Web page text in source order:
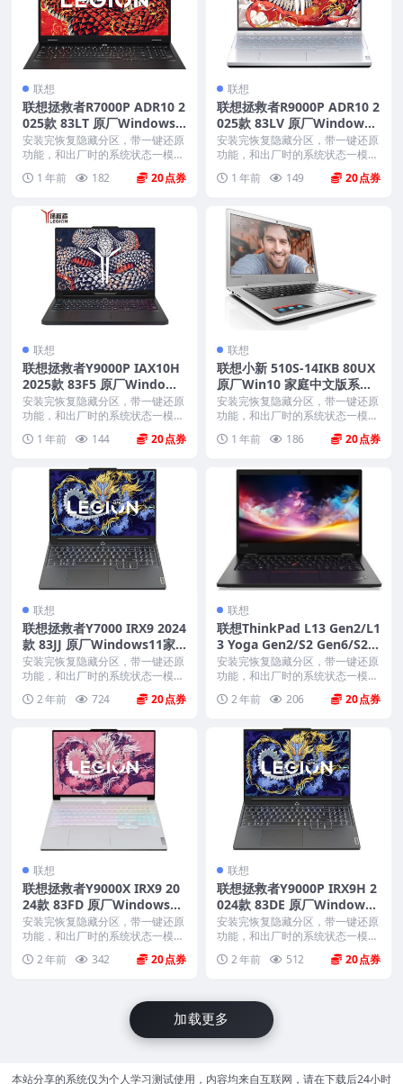
联想
联想拯救者R7000P ADR10 2
025款 83LT 原厂Windows1
1家庭版 oem系统镜像下载
安装完恢复隐藏分区，带一键还原
功能，和出厂时的系统状态一模一
1 年前 182 20
联想
联想拯救者R9000P ADR10 2
025款 83LV 原厂Windows1
1家庭版 oem系统镜像下载
安装完恢复隐藏分区，带一键还原
功能，和出厂时的系统状态一模一
1 年前 149 20
联想
联想拯救者Y9000P IAX10H
2025款 83F5 原厂Windows
11家庭版 oem系统镜像下载
安装完恢复隐藏分区，带一键还原
功能，和出厂时的系统状态一模一
1 年前 144 20
联想
联想小新 510S-14IKB 80UX
原厂Win10 家庭中文版系统
带一键还原功能
安装完恢复隐藏分区，带一键还原
功能，和出厂时的系统状态一模一
1 年前 186 20
联想
联想拯救者Y7000 IRX9 2024
款 83JJ 原厂Windows11家
庭版 oem系统镜像下载
安装完恢复隐藏分区，带一键还原
功能，和出厂时的系统状态一模一
2 年前 724 20
联想
联想ThinkPad L13 Gen2/L1
3 Yoga Gen2/S2 Gen6/S2 Y
oga Gen6 原厂Windows10
家庭版 oem系统镜像下载
安装完恢复隐藏分区，带一键还原
功能，和出厂时的系统状态一模一
2 年前 206 20
联想
联想拯救者Y9000X IRX9 20
24款 83FD 原厂Windows11
家庭版 oem系统镜像下载
安装完恢复隐藏分区，带一键还原
功能，和出厂时的系统状态一模一
2 年前 342 20
联想
联想拯救者Y9000P IRX9H 2
024款 83DE 原厂Windows1
1家庭版 oem系统镜像下载
安装完恢复隐藏分区，带一键还原
功能，和出厂时的系统状态一模一
2 年前 512 20
加载更多
本站分享的系统仅为个人学习测试使用，内容均来自互联网，请在下载后24小时